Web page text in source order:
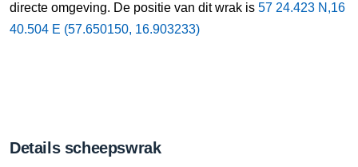
directe omgeving. De positie van dit wrak is 57 24.423 N,16
40.504 E (57.650150, 16.903233)
Details scheepswrak